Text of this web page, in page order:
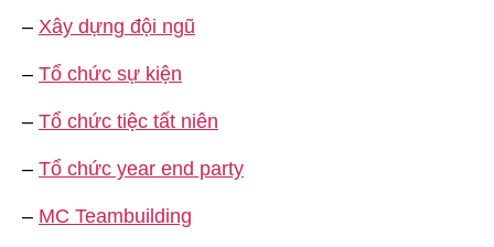
– Xây dựng đội ngũ
– Tổ chức sự kiện
– Tổ chức tiệc tất niên
– Tổ chức year end party
– MC Teambuilding